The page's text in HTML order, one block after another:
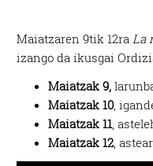
Maiatzaren 9tik 12raLa
izango da ikusgai
Maiatzak 9,
Maiatzak 10,
Maiatzak 11,
Maiatzak 12,